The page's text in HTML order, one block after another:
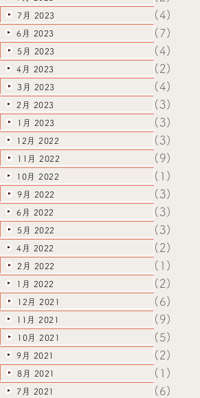
7月 2023 (4)
6月 2023 (7)
5月 2023 (4)
4月 2023 (2)
3月 2023 (4)
2月 2023 (3)
1月 2023 (3)
12月 2022 (3)
11月 2022 (9)
10月 2022 (1)
9月 2022 (3)
6月 2022 (3)
5月 2022 (3)
4月 2022 (2)
2月 2022 (1)
1月 2022 (2)
12月 2021 (6)
11月 2021 (9)
10月 2021 (5)
9月 2021 (2)
8月 2021 (1)
7月 2021 (6)